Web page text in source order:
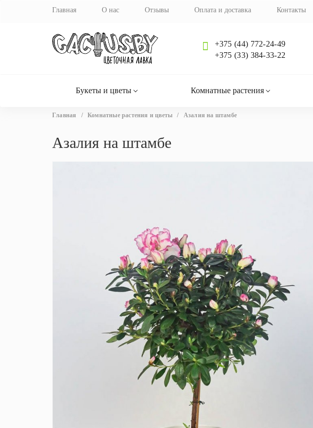
Главная О нас Отзывы Оплата и доставка Контакты
+375 (44) 772-24-49
+375 (33) 384-33-22
Букеты и цветы Комнатные растения
Вы
Главная / Комнатные растения и цветы / Азалия на штамбе
Азалия на штамбе